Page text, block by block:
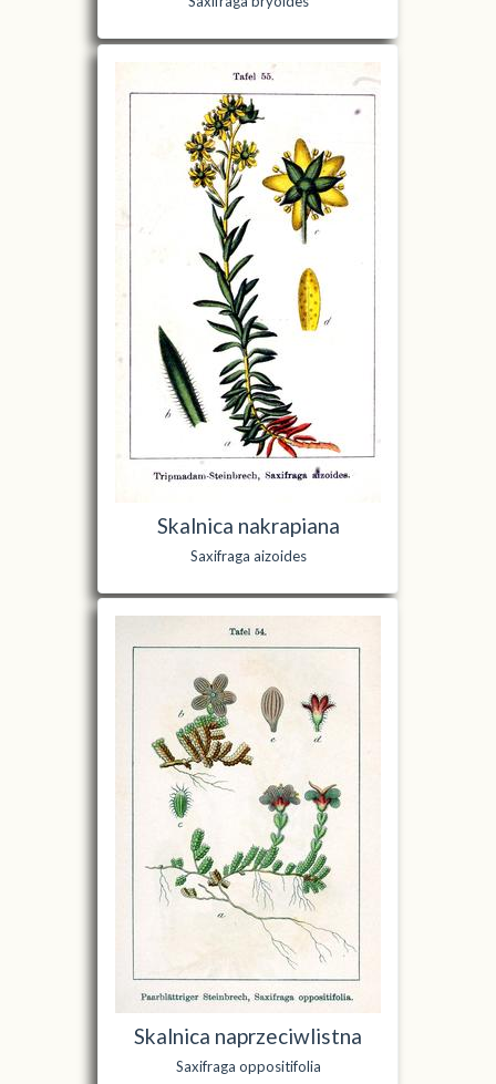
Skalnica nakrapiana
Saxifraga aizoides
Skalnica naprzeciwlistna
Saxifraga oppositifolia